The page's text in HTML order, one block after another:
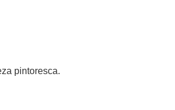
pintoresca.